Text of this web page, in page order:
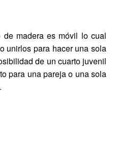
madera es móvil lo cual
unirlos para hacer una sola
de un cuarto juvenil
para una pareja o una sola